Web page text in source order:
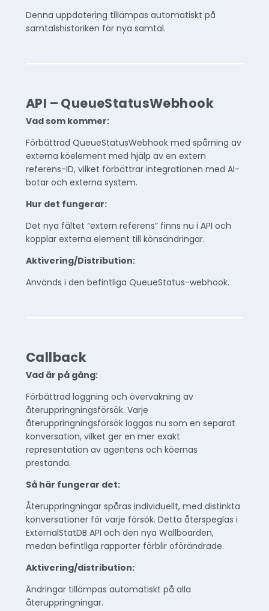
Denna uppdatering tillämpas automatiskt på
samtalshistoriken för nya samtal.
API – QueueStatusWebhook
Vad som kommer:
Förbättrad QueueStatusWebhook med spårning av
externa köelement med hjälp av en extern
referens-ID, vilket förbättrar integrationen med AI-
botar och externa system.
Hur det fungerar:
Det nya fältet “extern referens” finns nu i API och
kopplar externa element till könsändringar.
Aktivering/Distribution:
Används i den befintliga QueueStatus-webhook.
Callback
Vad är på gång:
Förbättrad loggning och övervakning av
återuppringningsförsök. Varje
återuppringningsförsök loggas nu som en separat
konversation, vilket ger en mer exakt
representation av agentens och köernas
prestanda.
Så här fungerar det:
Återuppringningar spåras individuellt, med distinkta
konversationer för varje försök. Detta återspeglas i
ExternalStatDB API och den nya Wallboarden,
medan befintliga rapporter förblir oförändrade.
Aktivering/distribution:
Ändringar tillämpas automatiskt på alla
återuppringningar.